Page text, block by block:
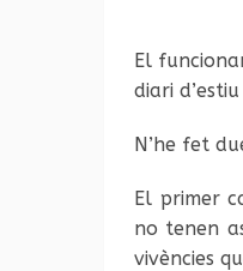
El
diari
N’he fet
El primer
no tenen
vivències